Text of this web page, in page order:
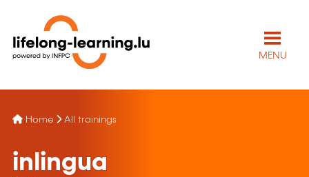
MENU
Home All trainings
inlingua